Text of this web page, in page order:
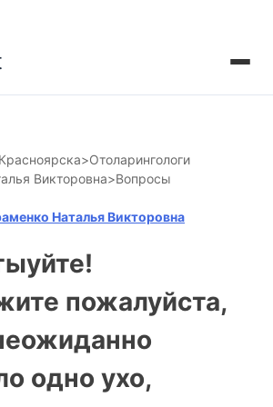
>Отоларингологи
Викторовна>Вопросы
Наталья Викторовна
пожалуйста,
одно ухо,